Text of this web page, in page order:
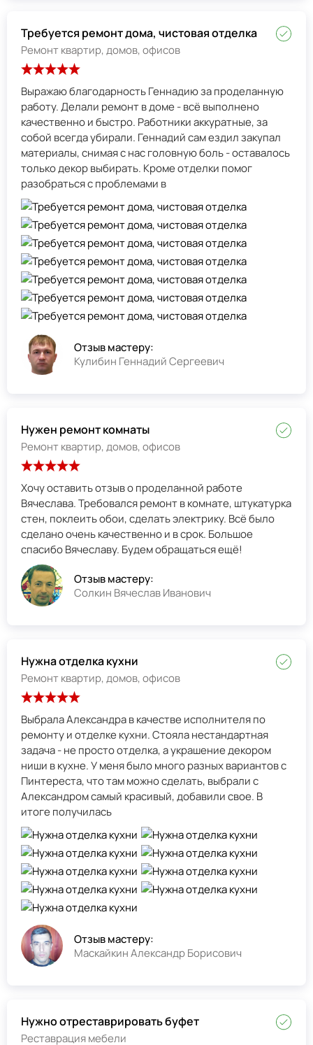
Требуется ремонт дома, чистовая отделка
Ремонт квартир, домов, офисов
Выражаю благодарность Геннадию за проделанную
работу. Делали ремонт в доме - всё выполнено
качественно и быстро. Работники аккуратные, за
собой всегда убирали. Геннадий сам ездил закупал
материалы, снимая с нас головную боль - оставалось
только декор выбирать. Кроме отделки помог
разобраться с проблемами в
Отзыв мастеру:
Кулибин Геннадий Сергеевич
Нужен ремонт комнаты
Ремонт квартир, домов, офисов
Хочу оставить отзыв о проделанной работе
Вячеслава. Требовался ремонт в комнате, штукатурка
стен, поклеить обои, сделать электрику. Всё было
сделано очень качественно и в срок. Большое
спасибо Вячеславу. Будем обращаться ещё!
Отзыв мастеру:
Солкин Вячеслав Иванович
Нужна отделка кухни
Ремонт квартир, домов, офисов
Выбрала Александра в качестве исполнителя по
ремонту и отделке кухни. Стояла нестандартная
задача - не просто отделка, а украшение декором
ниши в кухне. У меня было много разных вариантов с
Пинтереста, что там можно сделать, выбрали с
Александром самый красивый, добавили свое. В
итоге получилась
Отзыв мастеру:
Маскайкин Александр Борисович
Нужно отреставрировать буфет
Реставрация мебели